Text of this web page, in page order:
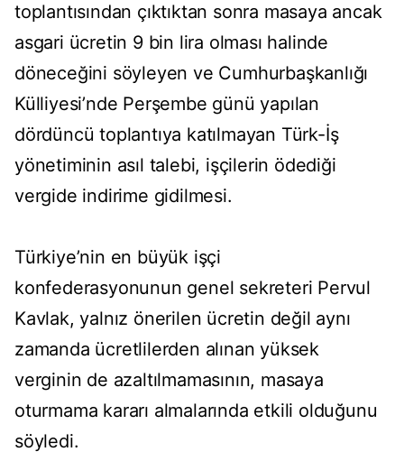
toplantısından çıktıktan sonra masaya ancak
asgari ücretin 9 bin lira olması halinde
döneceğini söyleyen ve Cumhurbaşkanlığı
Külliyesi’nde Perşembe günü yapılan
dördüncü toplantıya katılmayan Türk-İş
yönetiminin asıl talebi, işçilerin ödediği
vergide indirime gidilmesi.
Türkiye’nin en büyük işçi
konfederasyonunun genel sekreteri Pervul
Kavlak, yalnız önerilen ücretin değil aynı
zamanda ücretlilerden alınan yüksek
verginin de azaltılmamasının, masaya
oturmama kararı almalarında etkili olduğunu
söyledi.